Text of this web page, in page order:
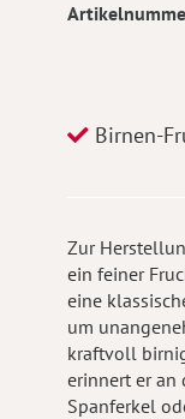
Birnen-
Zur
ein feiner
eine
um
kraftvoll
erinnert er an
Spanferkel